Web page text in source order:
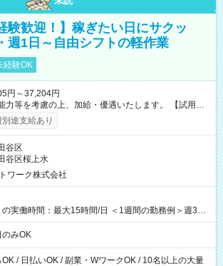
験歓迎！】稼ぎたい日にサクッ
週1日～自由シフトの軽作業
経験OK
円～37,204円
等を考慮の上、加給・優遇いたします。 【試用期
間なし
途支給あり
谷区
谷区桜上水
ワーク株式会社
の実働時間：最大15時間/日 ＜1週間の勤務例＞週3回
水・金 休み：火・木・土・日 好きな時にお仕事
に勤務し みOK
/ 日払いOK / 副業・WワークOK / 10名以上の大量